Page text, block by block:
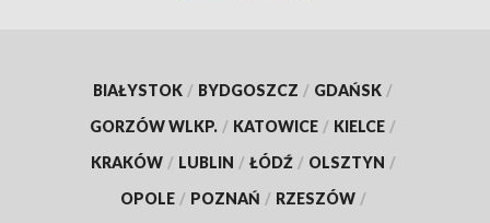
BIAŁYSTOK / BYDGOSZCZ / GDAŃSK /
GORZÓW WLKP. / KATOWICE / KIELCE /
KRAKÓW / LUBLIN / ŁÓDŹ / OLSZTYN /
OPOLE / POZNAŃ / RZESZÓW /